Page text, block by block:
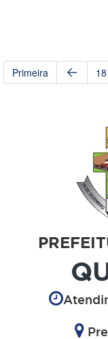
Primeira 18